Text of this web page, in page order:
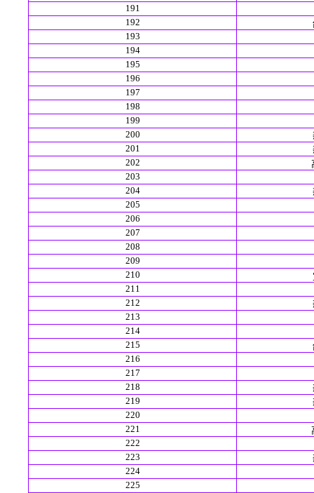
191
192
193
194
195
196
197
198
199
200
201
202
203
204
205
206
207
208
209
210
211
212
213
214
215
216
217
218
219
220
221
222
223
224
225